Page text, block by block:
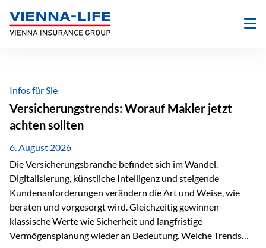
Inhalt
springen
Infos für Sie
Versicherungstrends: Worauf Makler jetzt
achten sollten
6. August 2026
Die Versicherungsbranche befindet sich im Wandel.
Digitalisierung, künstliche Intelligenz und steigende
Kundenanforderungen verändern die Art und Weise, wie
beraten und vorgesorgt wird. Gleichzeitig gewinnen
klassische Werte wie Sicherheit und langfristige
Vermögensplanung wieder an Bedeutung. Welche Trends